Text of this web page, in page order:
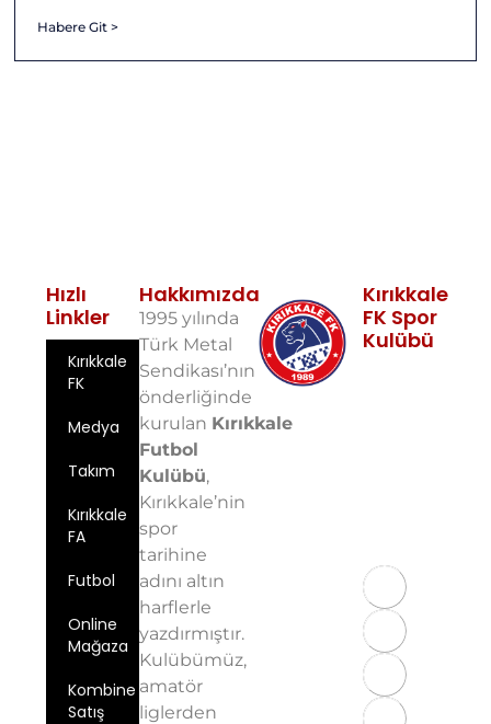
Habere Git >
Hakkımızda
1995 yılında
Türk Metal
Sendikası’nın
önderliğinde
kurulan Kırıkkale
Futbol
Kulübü,
Kırıkkale’nin
spor
tarihine
adını altın
harflerle
yazdırmıştır.
Kulübümüz,
amatör
liglerden
Hızlı
Linkler
Kırıkkale
FK
Medya
Takım
Kırıkkale
FA
Futbol
Online
Mağaza
Kombine
Satış
Kırıkkale
FK Spor
Kulübü